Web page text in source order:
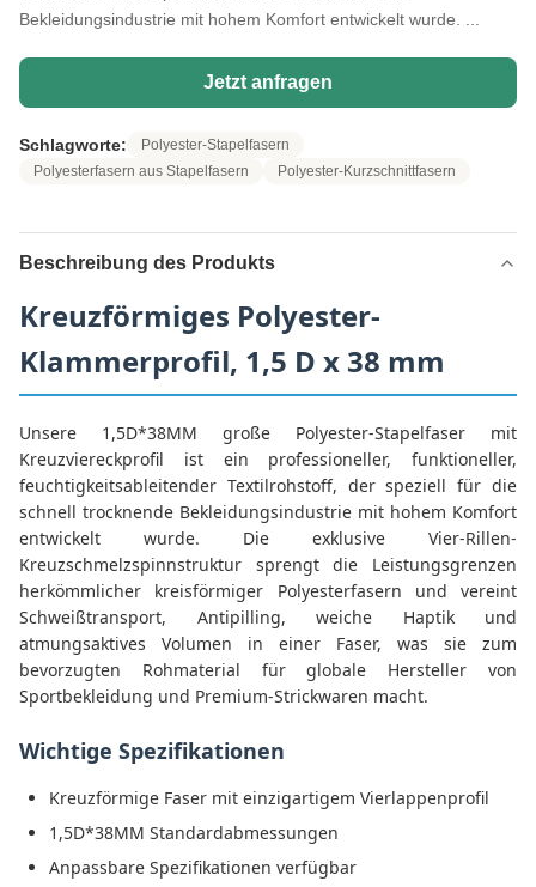
Bekleidungsindustrie mit hohem Komfort entwickelt wurde. ...
Jetzt anfragen
Schlagworte:
Polyester-Stapelfasern
Polyesterfasern aus Stapelfasern
Polyester-Kurzschnittfasern
Beschreibung des Produkts
Kreuzförmiges Polyester-
Klammerprofil, 1,5 D x 38 mm
Unsere 1,5D*38MM große Polyester-Stapelfaser mit
Kreuzviereckprofil ist ein professioneller, funktioneller,
feuchtigkeitsableitender Textilrohstoff, der speziell für die
schnell trocknende Bekleidungsindustrie mit hohem Komfort
entwickelt wurde. Die exklusive Vier-Rillen-
Kreuzschmelzspinnstruktur sprengt die Leistungsgrenzen
herkömmlicher kreisförmiger Polyesterfasern und vereint
Schweißtransport, Antipilling, weiche Haptik und
atmungsaktives Volumen in einer Faser, was sie zum
bevorzugten Rohmaterial für globale Hersteller von
Sportbekleidung und Premium-Strickwaren macht.
Wichtige Spezifikationen
Kreuzförmige Faser mit einzigartigem Vierlappenprofil
1,5D*38MM Standardabmessungen
Anpassbare Spezifikationen verfügbar